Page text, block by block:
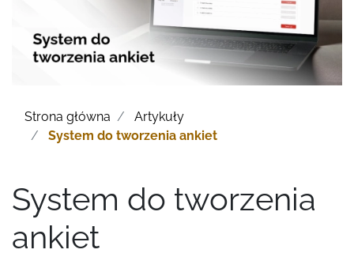
Strona główna
Artykuły
System do tworzenia ankiet
System do tworzenia
ankiet